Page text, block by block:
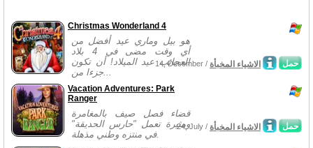
Christmas Wonderland 4
هو بيل وماري عيد أفضل من
أي وقت مضى في 4 بلاد
العجائب عيد الميلاد! أن تكون
جزءا من...
حمل 14, December / الاشياء المخبأة
Vacation Adventures: Park
Ranger
قضاء فصل صيف بالمغامرة
ومثيرة تعمل "حارس الحديقة"
في منتزه وطني مذهلة.
حمل 24, July / الاشياء المخبأة